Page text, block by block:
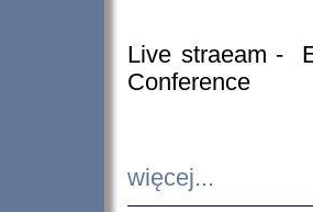
Live straeam -
Conference
więcej...